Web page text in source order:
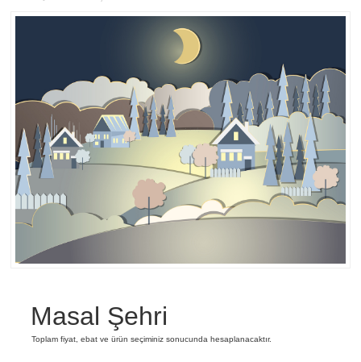
Masal Şehri
Toplam fiyat, ebat ve ürün seçiminiz sonucunda hesaplanacaktır.